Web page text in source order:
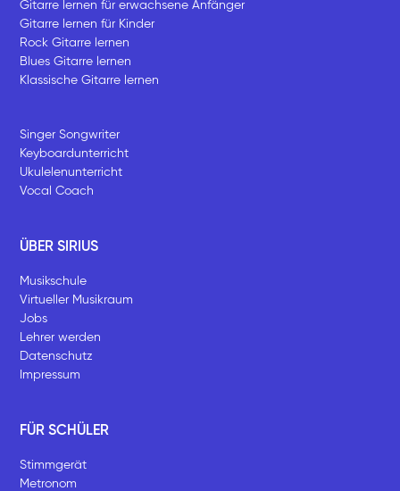
Gitarre lernen für erwachsene Anfänger
Gitarre lernen für Kinder
Rock Gitarre lernen
Blues Gitarre lernen
Klassische Gitarre lernen
Singer Songwriter
Keyboardunterricht
Ukulelenunterricht
Vocal Coach
ÜBER SIRIUS
Musikschule
Virtueller Musikraum
Jobs
Lehrer werden
Datenschutz
Impressum
FÜR SCHÜLER
Stimmgerät
Metronom